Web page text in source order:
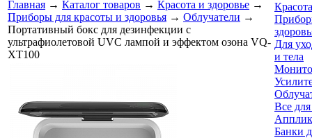
Главная → Каталог товаров → Красота и здоровье →
Приборы для красоты и здоровья → Облучатели →
Портативный бокс для дезинфекции с
ультрафиолетовой UVC лампой и эффектом озона VQ-
XT100
Для
и тела
Все
Банки